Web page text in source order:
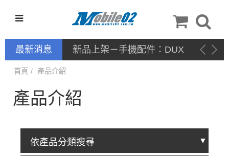
最新消息
新品上架－手機配件：DUX
DUCIS
首頁 產品介紹
產品介紹